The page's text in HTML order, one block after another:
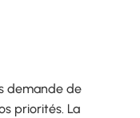
demande de
priorités. La